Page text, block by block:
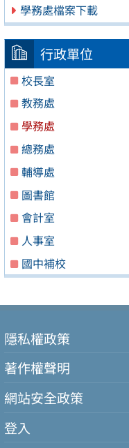
學務處檔案下載
行政單位
校長室
教務處
學務處
總務處
輔導處
圖書館
會計室
人事室
國中補校
隱私權政策
著作權聲明
網站安全政策
登入